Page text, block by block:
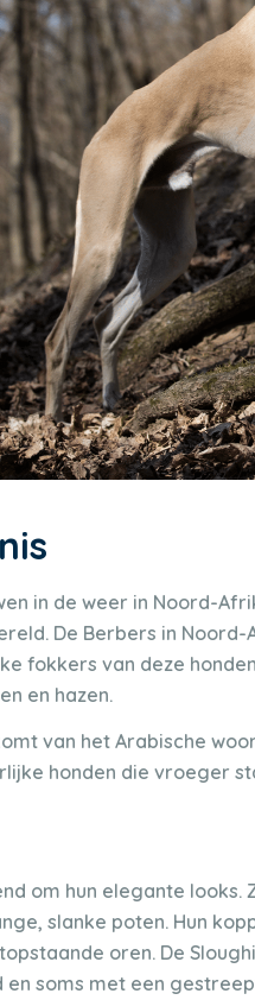
in de weer in Noord-
De Berbers in
fokkers van deze
en hazen.
van het Arabische
honden die vroeger
om hun elegante
slanke poten. Hun
oren. De
soms met een